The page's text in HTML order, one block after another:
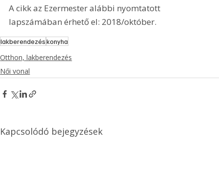
A cikk az Ezermester alábbi nyomtatott
lapszámában érhető el: 2018/október.
lakberendezéskonyha
Otthon, lakberendezés
Női vonal
Kapcsolódó bejegyzések